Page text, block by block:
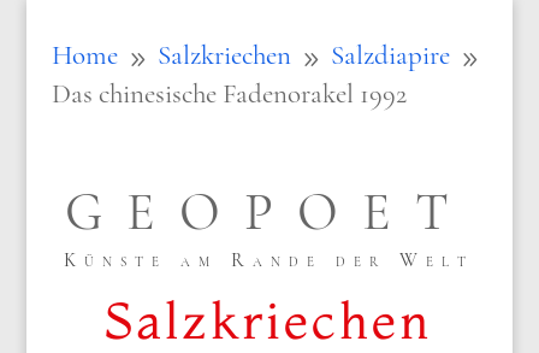
Home 9 Salzkriechen 9 Salzdiapire 9
Das chinesische Fadenorakel 1992
GEOPOET
Künste am Rande der Welt
Salzkriechen